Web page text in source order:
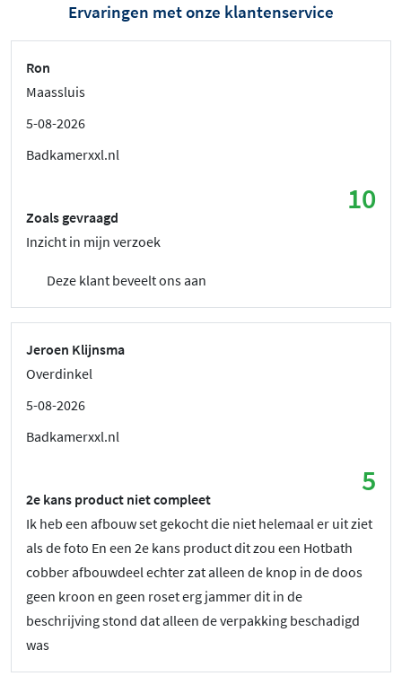
Ervaringen met onze klantenservice
Ron
Maassluis
5-08-2026
Badkamerxxl.nl
10
Zoals gevraagd
Inzicht in mijn verzoek
Deze klant beveelt ons aan
Jeroen Klijnsma
Overdinkel
5-08-2026
Badkamerxxl.nl
5
2e kans product niet compleet
Ik heb een afbouw set gekocht die niet helemaal er uit ziet
als de foto En een 2e kans product dit zou een Hotbath
cobber afbouwdeel echter zat alleen de knop in de doos
geen kroon en geen roset erg jammer dit in de
beschrijving stond dat alleen de verpakking beschadigd
was